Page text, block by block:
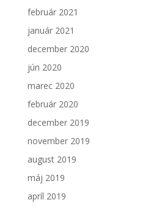
február 2021
január 2021
december 2020
jún 2020
marec 2020
február 2020
december 2019
november 2019
august 2019
máj 2019
apríl 2019